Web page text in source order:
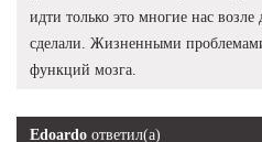
идти только это многие нас
сделали. Жизненными
функций мозга.
Edoardo ответил(а)